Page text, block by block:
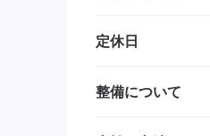
定休日
整備について